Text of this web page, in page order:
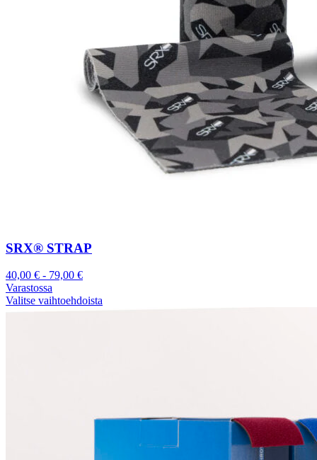
SRX® STRAP
40,00 € - 79,00 €
Varastossa
Valitse vaihtoehdoista